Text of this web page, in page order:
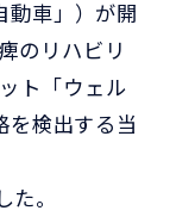
動車」）が開
のリハビリ
ト「ウェル
を検出する当
。